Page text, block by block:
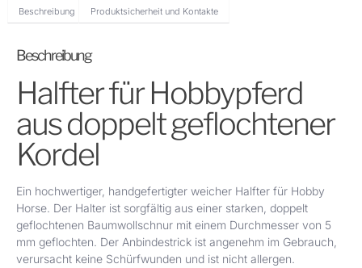
Beschreibung Produktsicherheit und Kontakte
Beschreibung
Halfter für Hobbypferd
aus doppelt geflochtener
Kordel
Ein hochwertiger, handgefertigter weicher Halfter für Hobby
Horse. Der Halter ist sorgfältig aus einer starken, doppelt
geflochtenen Baumwollschnur mit einem Durchmesser von 5
mm geflochten. Der Anbindestrick ist angenehm im Gebrauch,
verursacht keine Schürfwunden und ist nicht allergen.